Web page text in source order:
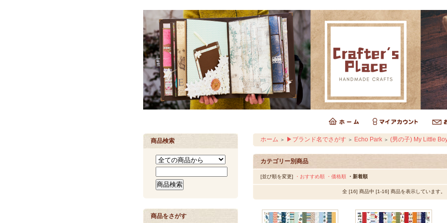
商品検索
商品をさがす
ホーム ＞ ▶ブランド名でさがす ＞ Echo Park ＞ (男の子) My Little
カテゴリー別商品
[並び順を変更] ・おすすめ順 ・価格順 ・新着順
全 [16] 商品中 [1-16] 商品を表示しています。